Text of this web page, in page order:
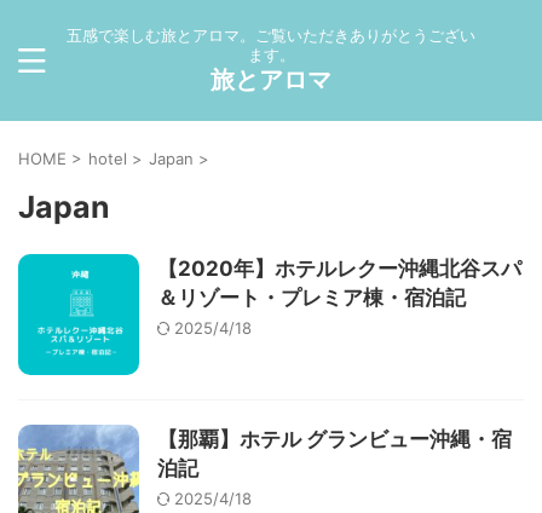
五感で楽しむ旅とアロマ。ご覧いただきありがとうござい
ます。
旅とアロマ
HOME > hotel > Japan >
Japan
【2020年】ホテルレクー沖縄北谷スパ
＆リゾート・プレミア棟・宿泊記
2025/4/18
【那覇】ホテル グランビュー沖縄・宿
泊記
2025/4/18